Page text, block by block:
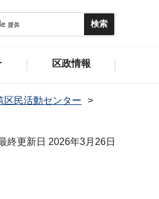
区政情報
区民活動センター
終更新日 2026年3月26日